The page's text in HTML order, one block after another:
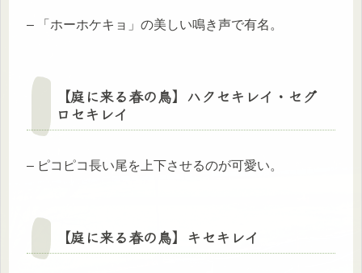
– 「ホーホケキョ」の美しい鳴き声で有名。
【庭に来る春の鳥】ハクセキレイ・セグ
ロセキレイ
– ピコピコ長い尾を上下させるのが可愛い。
【庭に来る春の鳥】キセキレイ